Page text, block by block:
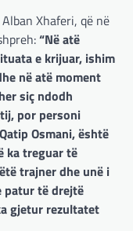
Xhaferi, që në
“Në atë
e krijuar, ishim
në atë moment
siç ndodh
por personi
Osmani, është
ka treguar të
trajner dhe unë i
patur të drejtë
gjetur rezultatet